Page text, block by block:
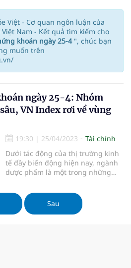
Việt - Cơ quan ngôn luận của
Việt Nam - Kết quả tìm kiếm cho
khoán ngày 25-4 ", chúc bạn
muốn trên
ngày 25-4: Nhóm
VN Index rơi về vùng
19:30 | 25/04/2023
Tài chính
Dưới tác động của thị trường kinh
tế đầy biến động hiện nay, ngành
dược phẩm là một trong những
năng và có tính ổn định cao. Dự
báo cho thấy nhóm cổ phiếu
ngành dược phẩm sẽ có cơ hội
Sau